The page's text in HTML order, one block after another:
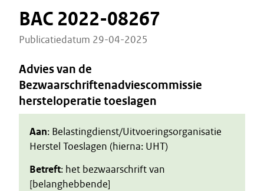
BAC 2022-08267
Publicatiedatum 29-04-2025
Advies van de
Bezwaarschriftenadviescommissie
hersteloperatie toeslagen
Aan: Belastingdienst/Uitvoeringsorganisatie
Herstel Toeslagen (hierna: UHT)
Betreft: het bezwaarschrift van
[belanghebbende]